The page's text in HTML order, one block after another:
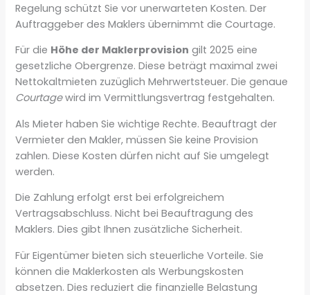
Regelung schützt Sie vor unerwarteten Kosten. Der
Auftraggeber des Maklers übernimmt die Courtage.
Für die Höhe der Maklerprovision gilt 2025 eine
gesetzliche Obergrenze. Diese beträgt maximal zwei
Nettokaltmieten zuzüglich Mehrwertsteuer. Die genaue
Courtagewird im Vermittlungsvertrag festgehalten.
Als Mieter haben Sie wichtige Rechte. Beauftragt der
Vermieter den Makler, müssen Sie keine Provision
zahlen. Diese Kosten dürfen nicht auf Sie umgelegt
werden.
Die Zahlung erfolgt erst bei erfolgreichem
Vertragsabschluss. Nicht bei Beauftragung des
Maklers. Dies gibt Ihnen zusätzliche Sicherheit.
Für Eigentümer bieten sich steuerliche Vorteile. Sie
können die Maklerkosten als Werbungskosten
absetzen. Dies reduziert die finanzielle Belastung